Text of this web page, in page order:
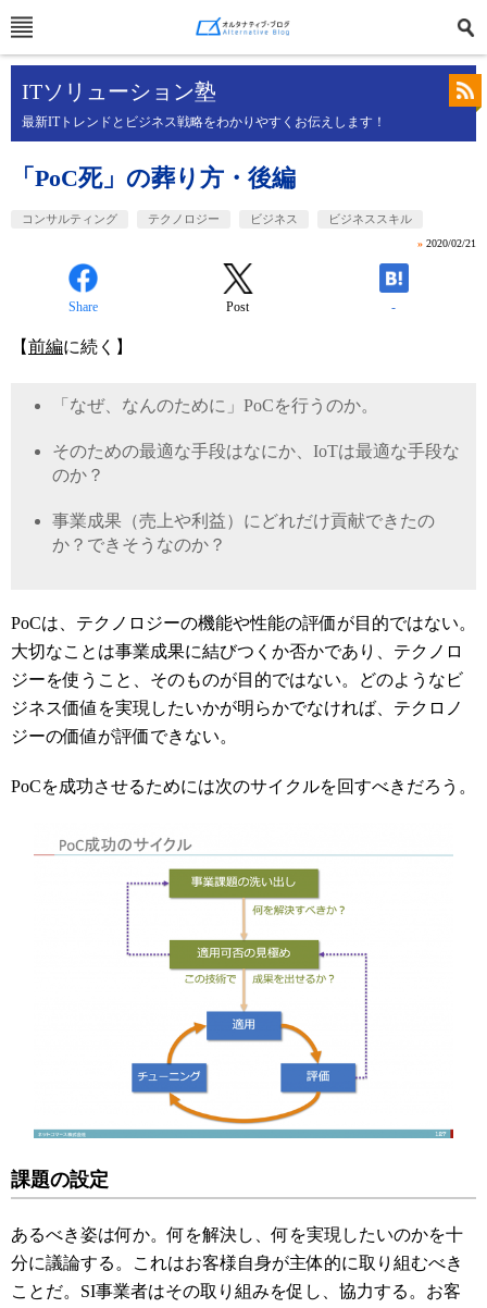
ITソリューション塾
最新ITトレンドとビジネス戦略をわかりやすくお伝えします！
「PoC死」の葬り方・後編
コンサルティング テクノロジー ビジネス ビジネススキル
» 2020/02/21
Share Post -
【前編に続く】
「なぜ、なんのために」 PoCを行うのか。
そのための最適な手段はなにか、 IoTは最適な手段な
のか？
事業成果（売上や利益）にどれだけ貢献できたの
か？できそうなのか？
PoCは、テクノロジーの機能や性能の評価が目的ではない。
大切なことは事業成果に結びつくか否かであり、テクノロ
ジーを使うこと、そのものが目的ではない。どのようなビ
ジネス価値を実現したいかが明らかでなければ、テクロノ
ジーの価値が評価できない。
PoCを成功させるためには次のサイクルを回すべきだろう。
課題の設定
あるべき姿は何か。何を解決し、何を実現したいのかを十
分に議論する。これはお客様自身が主体的に取り組むべき
ことだ。 SI事業者はその取り組みを促し、協力する。お客